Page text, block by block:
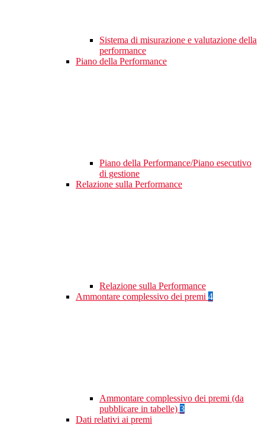
Sistema di misurazione e valutazione della
performance
Piano della Performance
Piano della Performance/Piano esecutivo
di gestione
Relazione sulla Performance
Relazione sulla Performance
Ammontare complessivo dei premi 4
Ammontare complessivo dei premi (da
pubblicare in tabelle) 3
Dati relativi ai premi